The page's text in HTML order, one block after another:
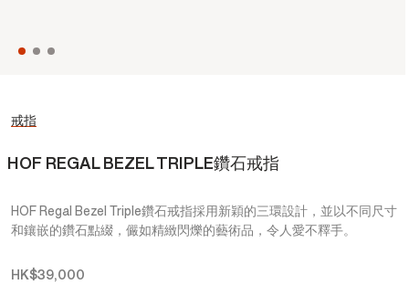
戒指
HOF REGAL BEZEL TRIPLE鑽石戒指
HOF Regal Bezel Triple鑽石戒指採用新穎的三環設計，並以不同尺寸
和鑲嵌的鑽石點綴，儼如精緻閃爍的藝術品，令人愛不釋手。
HK$39,000